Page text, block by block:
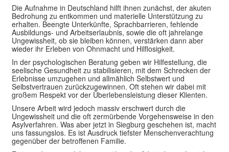
Die Aufnahme in Deutschland hilft ihnen zunächst, der akuten
Bedrohung zu entkommen und materielle Unterstützung zu
erhalten. Beengte Unterkünfte, Sprachbarrieren, fehlende
Ausbildungs- und Arbeitserlaubnis, sowie die oft jahrelange
Ungewissheit, ob sie bleiben können, verstärken dann aber
wieder ihr Erleben von Ohnmacht und Hilflosigkeit.
In der psychologischen Beratung geben wir Hilfestellung, die
seelische Gesundheit zu stabilisieren, mit dem Schrecken der
Erlebnisse umzugehen und allmählich Selbstwert und
Selbstvertrauen zurückzugewinnen. Oft stehen wir dabei mit
großem Respekt vor der Überlebensleistung dieser Klienten.
Unsere Arbeit wird jedoch massiv erschwert durch die
Ungewissheit und die oft zermürbende Vorgehensweise in den
Asylverfahren. Was aber jetzt in Siegburg geschehen ist, macht
uns fassungslos. Es ist Ausdruck tiefster Menschenverachtung
gegenüber der betroffenen Familie.